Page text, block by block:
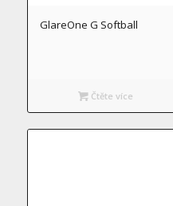
GlareOne G Softball
Čtěte více